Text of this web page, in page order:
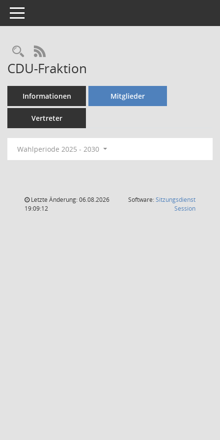
Toggle navigation
Rechercheauswahl
RSS-Feed
CDU-Fraktion
Informationen Mitglieder
Vertreter
Wahlperiode 2025 - 2030
Letzte Änderung: 06.08.2026
19:09:12
Software:Sitzungsdienst
Session(Wird in